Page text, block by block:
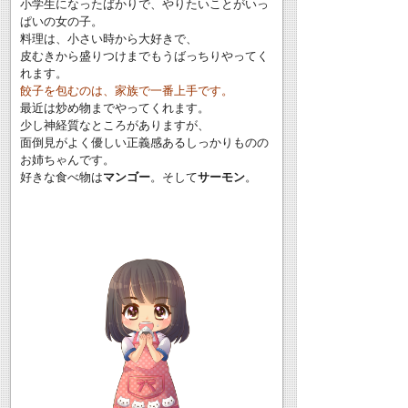
小学生になったばかりで、やりたいことがいっ
ぱいの女の子。
料理は、小さい時から大好きで、
皮むきから盛りつけまでもうばっちりやってく
れます。
餃子を包むのは、家族で一番上手です。
最近は炒め物までやってくれます。
少し神経質なところがありますが、
面倒見がよく優しい正義感あるしっかりものの
お姉ちゃんです。
好きな食べ物はマンゴー。そしてサーモン。